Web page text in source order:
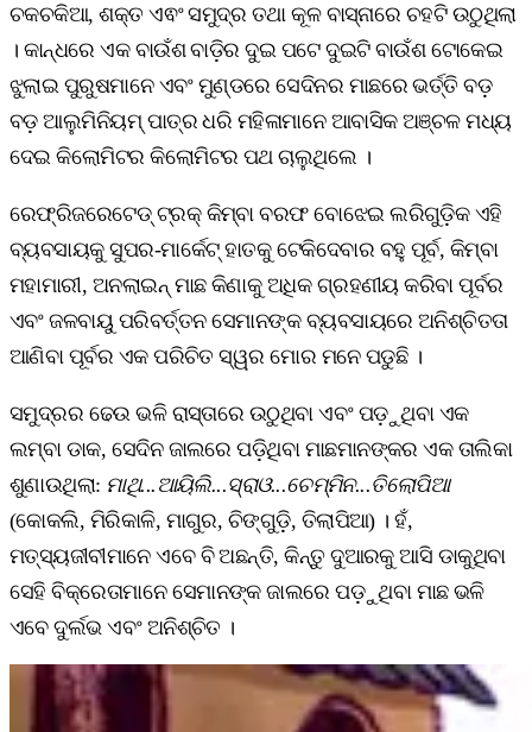
ଚକଚକିଆ, ଶକ୍ତ ଏଵଂ ସମୁଦ୍ର ତଥା କୂଳ ବାସ୍ନାରେ ଚହଟି ଉଠୁଥିଲା
। କାନ୍ଧରେ ଏକ ବାଉଁଶ ବାଡ଼ିର ଦୁଇ ପଟେ ଦୁଇଟି ବାଉଁଶ ଟୋକେଇ
ଝୁଲାଇ ପୁରୁଷମାନେ ଏବଂ ମୁଣ୍ଡରେ ସେଦିନର ମାଛରେ ଭର୍ତ୍ତି ବଡ଼
ବଡ଼ ଆଲୁମିନିୟମ୍ ପାତ୍ର ଧରି ମହିଳାମାନେ ଆବାସିକ ଅଞ୍ଚଳ ମଧ୍ୟ
ଦେଇ କିଲୋମିଟର କିଲୋମିଟର ପଥ ଚାଲୁଥିଲେ ।
ରେଫ୍ରିଜରେଟେଡ୍ ଟ୍ରକ୍ କିମ୍ବା ବରଫ ବୋଝେଇ ଲରିଗୁଡ଼ିକ ଏହି
ବ୍ୟବସାୟକୁ ସୁପର-ମାର୍କେଟ୍ ହାତକୁ ଟେକିଦେବାର ବହୁ ପୂର୍ବ, କିମ୍ବା
ମହାମାରୀ, ଅନଲାଇନ୍ ମାଛ କିଣାକୁ ଅଧିକ ଗ୍ରହଣୀୟ କରିବା ପୂର୍ବର
ଏବଂ ଜଳବାୟୁ ପରିବର୍ତ୍ତନ ସେମାନଙ୍କ ବ୍ୟବସାୟରେ ଅନିଶ୍ଚିତତା
ଆଣିବା ପୂର୍ବର ଏକ ପରିଚିତ ସ୍ୱର ମୋର ମନେ ପଡୁଛି ।
ସମୁଦ୍ରର ଢେଉ ଭଳି ରାସ୍ତାରେ ଉଠୁଥିବା ଏବଂ ପଡ଼ୁଥିବା ଏକ
ଲମ୍ବା ଡାକ, ସେଦିନ ଜାଲରେ ପଡ଼ିଥିବା ମାଛମାନଙ୍କର ଏକ ତାଲିକା
ଶୁଣାଉଥିଲା: ମାଥି...ଆୟିଲି...ସ୍ରାଓ...ଚେମ୍ମିନ...ତିଲୋପିଆ
(କୋକଲି, ମିରିକାଳି, ମାଗୁର, ଚିଙ୍ଗୁଡ଼ି, ତିଲାପିଆ) । ହଁ,
ମତ୍ସ୍ୟଜୀବୀମାନେ ଏବେ ବି ଅଛନ୍ତି, କିନ୍ତୁ ଦୁଆରକୁ ଆସି ଡାକୁଥିବା
ସେହି ବିକ୍ରେତାମାନେ ସେମାନଙ୍କ ଜାଲରେ ପଡ଼ୁଥିବା ମାଛ ଭଳି
ଏବେ ଦୁର୍ଲଭ ଏବଂ ଅନିଶ୍ଚିତ ।